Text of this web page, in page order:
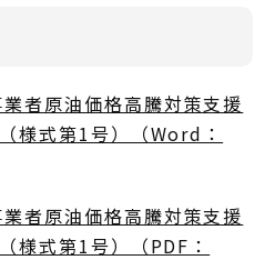
業者原油価格高騰対策支援
様式第1号）（Word：
業者原油価格高騰対策支援
様式第1号）（PDF：